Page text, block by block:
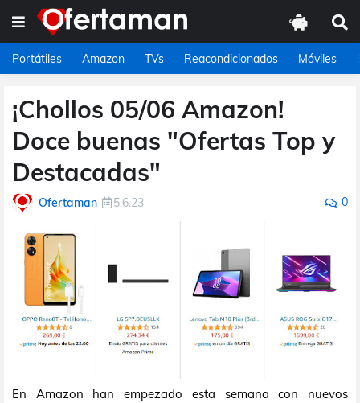
Portátiles Amazon TVs Reacondicionados Móviles
¡Chollos 05/06 Amazon!
Doce buenas "Ofertas Top y
Destacadas"
Ofertaman 5.6.23 0
En Amazon han empezado esta semana con nuevos